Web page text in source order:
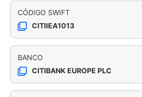
CÓDIGO SWIFT
CITIIEA1013
BANCO
CITIBANK EUROPE PLC